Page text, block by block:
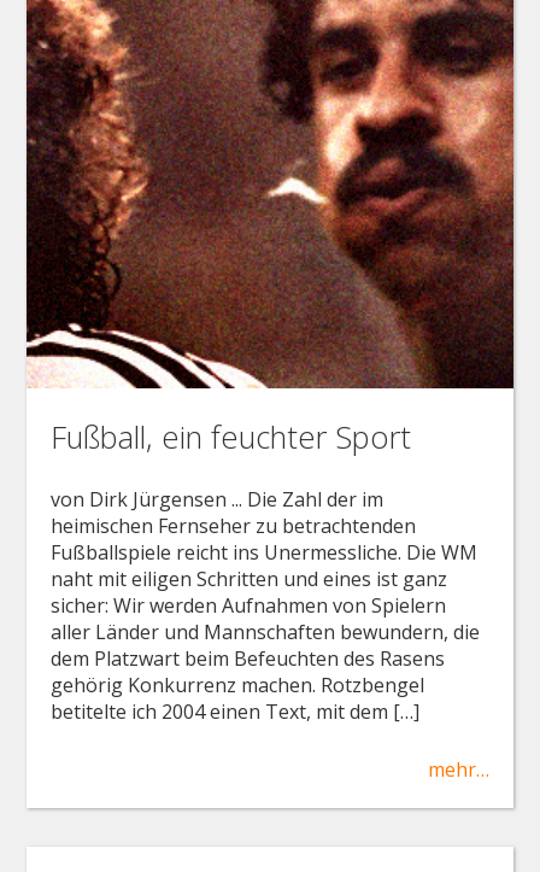
Fußball, ein feuchter Sport
von Dirk Jürgensen ... Die Zahl der im
heimischen Fernseher zu betrachtenden
Fußballspiele reicht ins Unermessliche. Die WM
naht mit eiligen Schritten und eines ist ganz
sicher: Wir werden Aufnahmen von Spielern
aller Länder und Mannschaften bewundern, die
dem Platzwart beim Befeuchten des Rasens
gehörig Konkurrenz machen. Rotzbengel
betitelte ich 2004 einen Text, mit dem […]
mehr…